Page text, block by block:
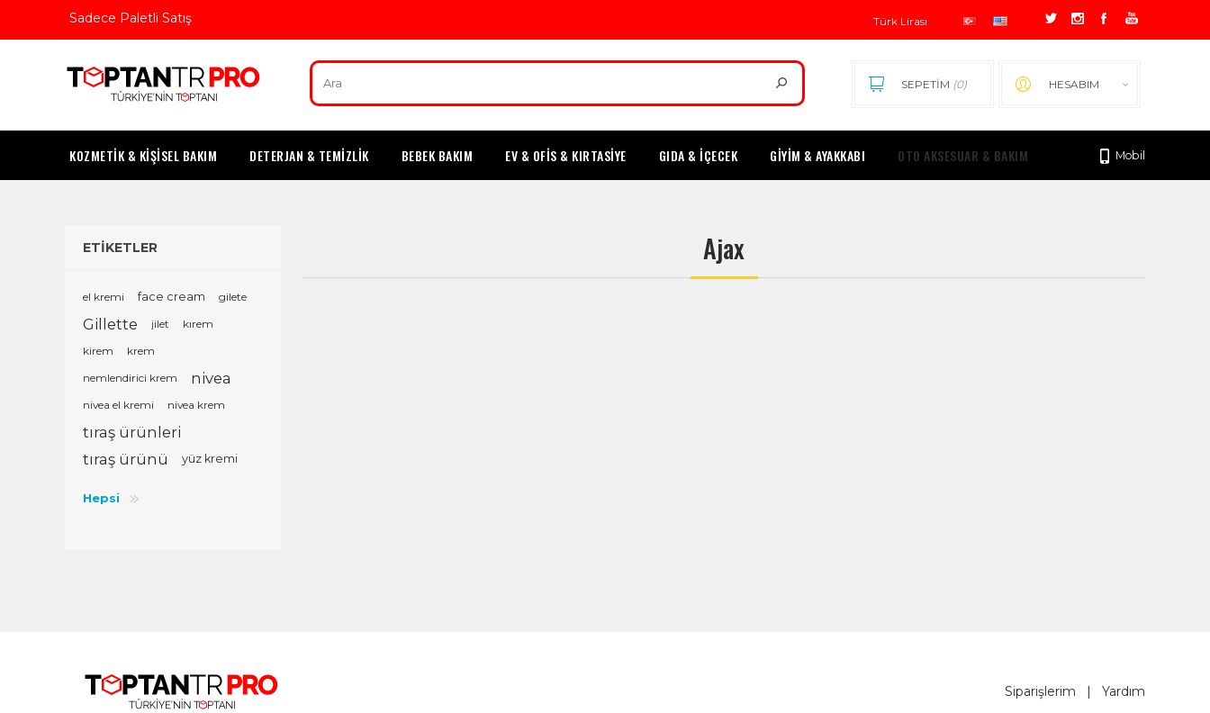
Sadece Paletli Satış
HESABIM
SEPETİM (0)
KOZMETİK & KİŞİSEL BAKIM DETERJAN & TEMİZLİK BEBEK BAKIM EV & OFİS & KIRTASİYE GIDA & İÇECEK GİYİM & AYAKKABI OTO AKSESUAR & BAKIM Mobil
Ajax
ETİKETLER
el kremi face cream gilete
Gillette jilet
kırem
kirem
krem
nemlendirici krem
nivea
nivea el kremi nivea krem
tıraş ürünleri
tıraş ürünü
yüz kremi
Hepsi
Siparişlerim | Yardım